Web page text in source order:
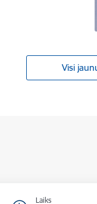
Visi
Laiks